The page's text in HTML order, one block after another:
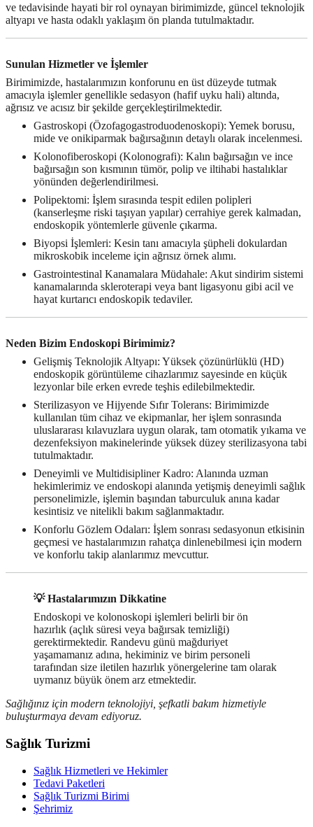
ve tedavisinde hayati bir rol oynayan birimimizde, güncel teknolojik
altyapı ve hasta odaklı yaklaşım ön planda tutulmaktadır.
Sunulan Hizmetler ve İşlemler
Birimimizde, hastalarımızın konforunu en üst düzeyde tutmak
amacıyla işlemler genellikle sedasyon (hafif uyku hali) altında,
ağrısız ve acısız bir şekilde gerçekleştirilmektedir.
Gastroskopi (Özofagogastroduodenoskopi): Yemek borusu,
mide ve onikiparmak bağırsağının detaylı olarak incelenmesi.
Kolonofiberoskopi (Kolonografi): Kalın bağırsağın ve ince
bağırsağın son kısmının tümör, polip ve iltihabi hastalıklar
yönünden değerlendirilmesi.
Polipektomi: İşlem sırasında tespit edilen polipleri
(kanserleşme riski taşıyan yapılar) cerrahiye gerek kalmadan,
endoskopik yöntemlerle güvenle çıkarma.
Biyopsi İşlemleri: Kesin tanı amacıyla şüpheli dokulardan
mikroskobik inceleme için ağrısız örnek alımı.
Gastrointestinal Kanamalara Müdahale: Akut sindirim sistemi
kanamalarında skleroterapi veya bant ligasyonu gibi acil ve
hayat kurtarıcı endoskopik tedaviler.
Neden Bizim Endoskopi Birimimiz?
Gelişmiş Teknolojik Altyapı: Yüksek çözünürlüklü (HD)
endoskopik görüntüleme cihazlarımız sayesinde en küçük
lezyonlar bile erken evrede teşhis edilebilmektedir.
Sterilizasyon ve Hijyende Sıfır Tolerans: Birimimizde
kullanılan tüm cihaz ve ekipmanlar, her işlem sonrasında
uluslararası kılavuzlara uygun olarak, tam otomatik yıkama ve
dezenfeksiyon makinelerinde yüksek düzey sterilizasyona tabi
tutulmaktadır.
Deneyimli ve Multidisipliner Kadro: Alanında uzman
hekimlerimiz ve endoskopi alanında yetişmiş deneyimli sağlık
personelimizle, işlemin başından taburculuk anına kadar
kesintisiz ve nitelikli bakım sağlanmaktadır.
Konforlu Gözlem Odaları: İşlem sonrası sedasyonun etkisinin
geçmesi ve hastalarımızın rahatça dinlenebilmesi için modern
ve konforlu takip alanlarımız mevcuttur.
💡 Hastalarımızın Dikkatine
Endoskopi ve kolonoskopi işlemleri belirli birön
hazırlık (açlık süresi veya bağırsak temizliği)
gerektirmektedir. Randevu günü mağduriyet
yaşamamanız adına, hekiminiz ve birim personeli
tarafından size iletilen hazırlık yönergelerine tam olarak
uymanız büyük önem arz etmektedir.
Sağlığınız için modern teknolojiyi, şefkatli bakım hizmetiyle
buluşturmaya devam ediyoruz.
Sağlık Turizmi
Sağlık Hizmetleri ve Hekimler
Tedavi Paketleri
Sağlık Turizmi Birimi
Şehrimiz